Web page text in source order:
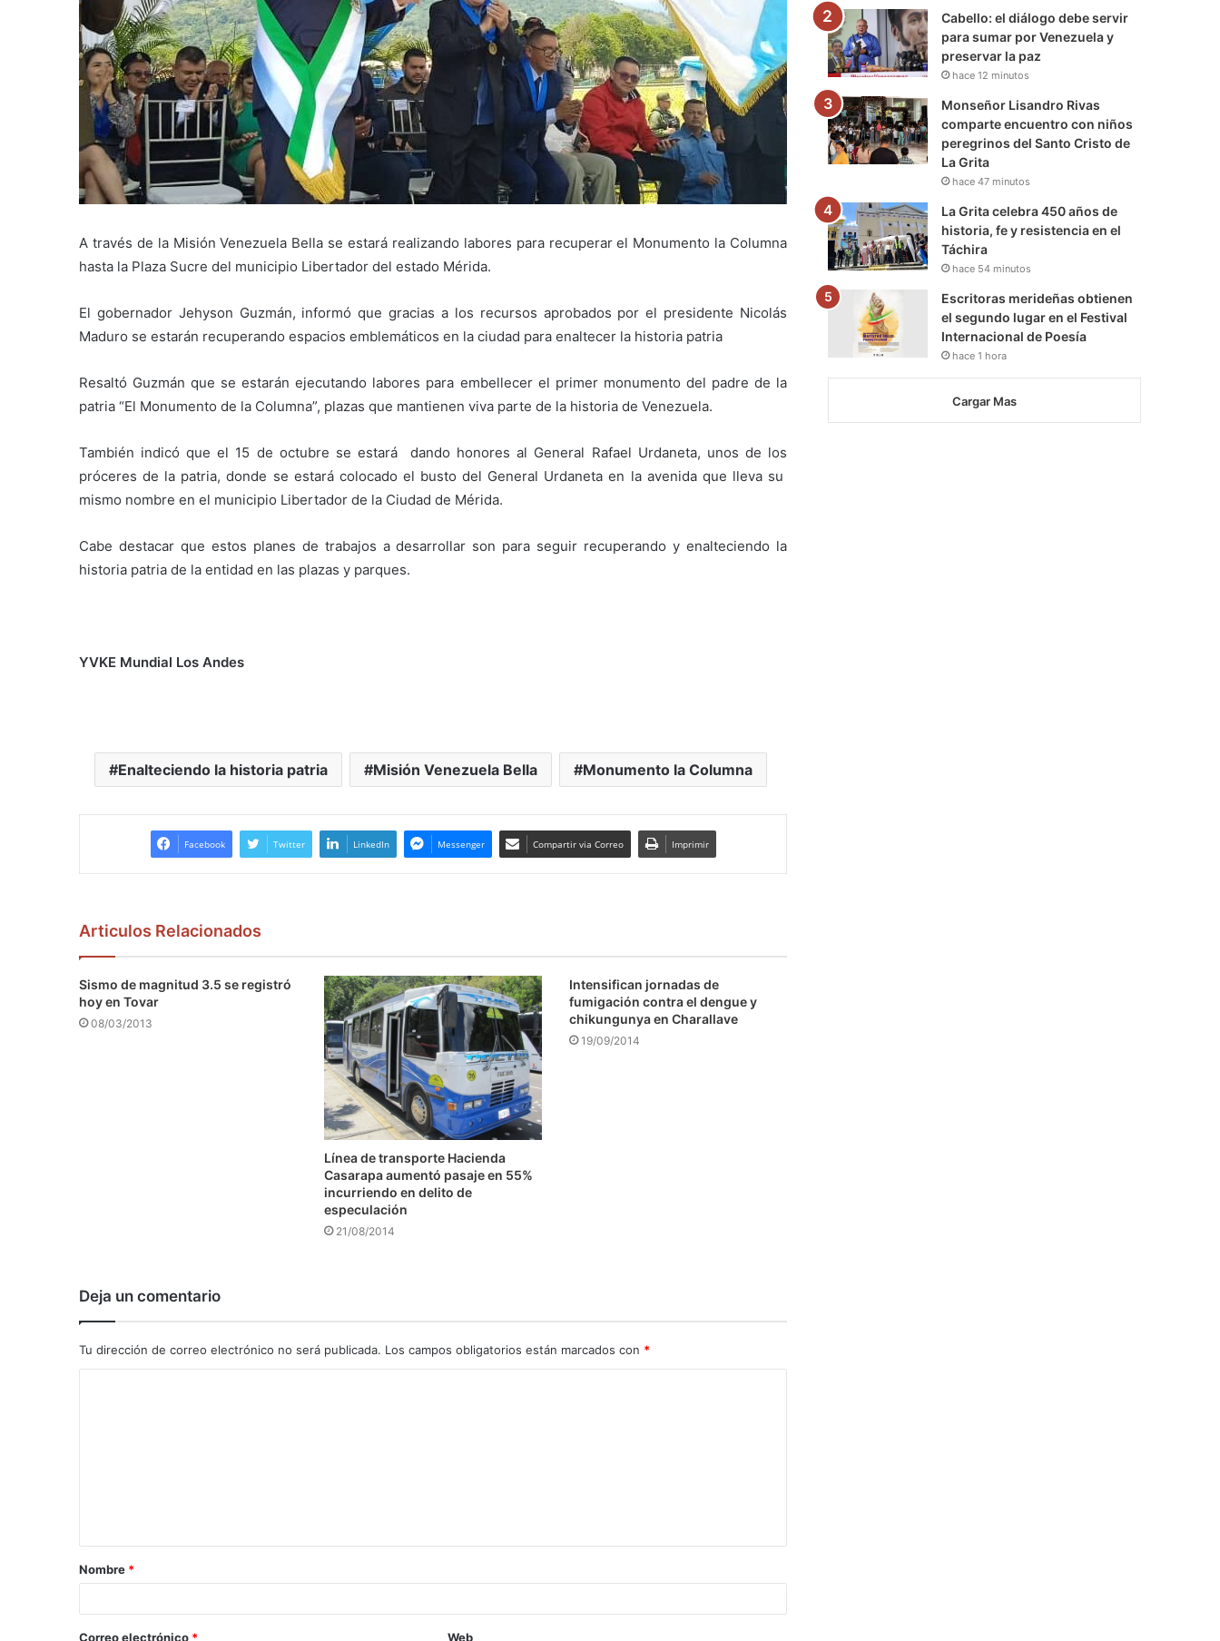
A través de la Misión Venezuela Bella se estará realizando labores para recuperar el Monumento la Columna
hasta la Plaza Sucre del municipio Libertador del estado Mérida.
El gobernador Jehyson Guzmán, informó que gracias a los recursos aprobados por el presidente Nicolás
Maduro se estarán recuperando espacios emblemáticos en la ciudad para enaltecer la historia patria
Resaltó Guzmán que se estarán ejecutando labores para embellecer el primer monumento del padre de la
patria “El Monumento de la Columna”, plazas que mantienen viva parte de la historia de Venezuela.
También indicó que el 15 de octubre se estará dando honores al General Rafael Urdaneta, unos de los
próceres de la patria, donde se estará colocado el busto del General Urdaneta en la avenida que lleva su
mismo nombre en el municipio Libertador de la Ciudad de Mérida.
Cabe destacar que estos planes de trabajos a desarrollar son para seguir recuperando y enalteciendo la
historia patria de la entidad en las plazas y parques.
YVKE Mundial Los Andes
Enalteciendo la historia patria Misión Venezuela Bella Monumento la Columna
Facebook Twitter LinkedIn Messenger Compartir via Correo Imprimir
Articulos Relacionados
Sismo de magnitud 3.5 se registró
hoy en Tovar
08/03/2013
Línea de transporte Hacienda
Casarapa aumentó pasaje en 55%
incurriendo en delito de
especulación
21/08/2014
Intensifican jornadas de
fumigación contra el dengue y
chikungunya en Charallave
19/09/2014
Deja un comentario
Tu dirección de correo electrónico no será publicada. Los campos obligatorios están marcados con *
a
r
Nombre *
Correo electrónico * Web
Cabello: el diálogo debe servir
para sumar por Venezuela y
preservar la paz
hace 12 minutos
Monseñor Lisandro Rivas
comparte encuentro con niños
peregrinos del Santo Cristo de
La Grita
hace 47 minutos
La Grita celebra 450 años de
historia, fe y resistencia en el
Táchira
hace 54 minutos
Escritoras merideñas obtienen
el segundo lugar en el Festival
Internacional de Poesía
hace 1 hora
Cargar Mas